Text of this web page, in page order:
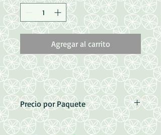
Agregar al carrito
Precio por Paquete
Cuentas de Acrilico planas y redondas
Medidas: 7x4mm